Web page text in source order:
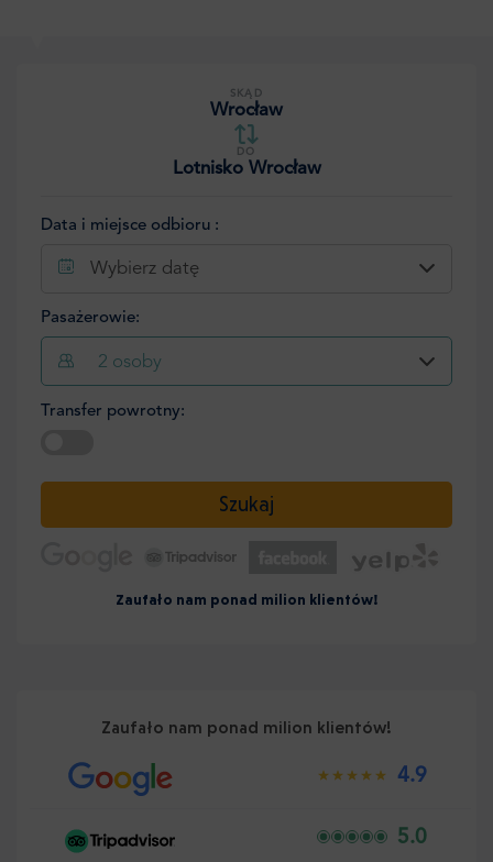
SKĄD
Wrocław
DO
Lotnisko Wrocław
Data i miejsce odbioru :
Wybierz datę
Pasażerowie:
2 osoby
Transfer powrotny:
Szukaj
Zaufało nam ponad milion klientów!
Zaufało nam ponad milion klientów!
4.9
5.0